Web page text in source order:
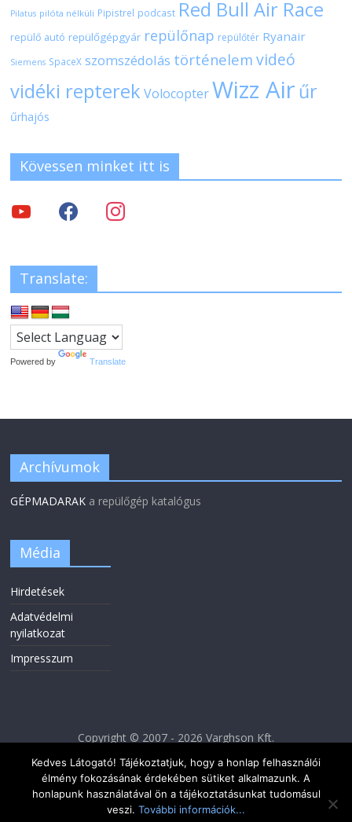
Pilatus pilóta nélküli Pipistrel podcast Red Bull Air Race
repülő autó repülőgépgyár repülőnap repülőtér Ryanair
Siemens SpaceX szomszédolás történelem videó
vidéki repterek Volocopter Wizz Air űr
űrhajós
Kövessen minket itt is
Translate:
Powered by Translate
Archívumok
GÉPMADARAK a repülőgép katalógus
Média
Hirdetések
Adatvédelmi
nyilatkozat
Impresszum
Copyright © 2007 - 2026 Varghson Kft.
Kedves Látogató! Tájékoztatjuk, hogy a honlap felhasználói
élmény fokozásának érdekében sütiket alkalmazunk. A
honlapunk használatával ön a tájékoztatásunkat tudomásul
veszi. További információk...